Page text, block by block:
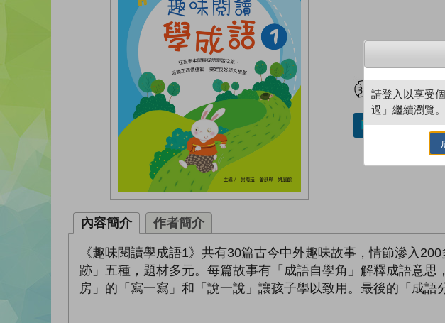
試閲
加入／閱讀
內容簡介 作者簡介
《趣味閱讀學成語1》共有30篇古今中外趣味故事，情節滲入
跡」五種，題材多元。每篇故事有「成語自學角」解釋成語意
房」的「寫一寫」和「說一說」讓孩子學以致用。最後的「成語
請登入以享受
過」繼續瀏覽。